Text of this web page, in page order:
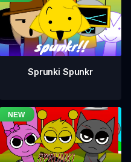
Sprunki Spunkr